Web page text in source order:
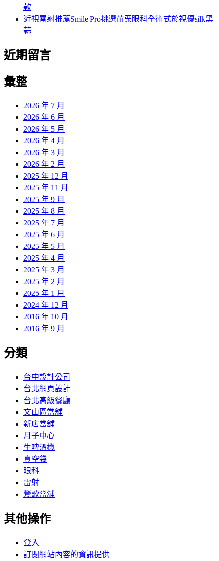
款
近視雷射推薦Smile Pro挑選苗栗眼科全術式於視優silk黑
蒜
近期留言
彙整
2026 年 7 月
2026 年 6 月
2026 年 5 月
2026 年 4 月
2026 年 3 月
2026 年 2 月
2025 年 12 月
2025 年 11 月
2025 年 9 月
2025 年 8 月
2025 年 7 月
2025 年 6 月
2025 年 5 月
2025 年 4 月
2025 年 3 月
2025 年 2 月
2025 年 1 月
2024 年 12 月
2016 年 10 月
2016 年 9 月
分類
台中設計公司
台北網頁設計
台北高級餐廳
文山區當舖
新店當舖
月子中心
生啤酒機
真空袋
眼科
雷射
鶯歌當舖
其他操作
登入
訂閱網站內容的資訊提供